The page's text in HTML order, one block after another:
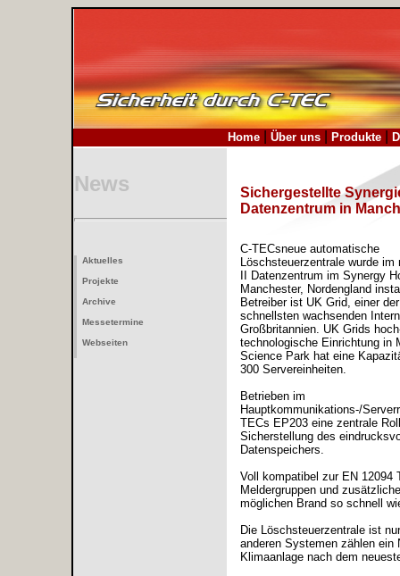
Home| Über uns| Produkte|
News
Aktuelles
Projekte
Archive
Messetermine
Webseiten
Sichergestellte
Datenzentrum in
C-TECsneue automatische
Löschsteuerzentrale wurde im
II Datenzentrum im Synergy
Manchester, Nordengland
Betreiber ist UK Grid, einer
schnellsten wachsenden
Großbritannien. UK Grids
technologische Einrichtung in
Science Park hat eine
300 Servereinheiten.
Betrieben im
Hauptkommunikations-/
TECs EP203 eine zentrale
Sicherstellung des
Datenspeichers.
Voll kompatibel zur EN 12094
Meldergruppen und
möglichen Brand so schnell
Die Löschsteuerzentrale ist
anderen Systemen zählen
Klimaanlage nach dem